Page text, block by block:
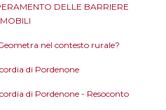
DELLE BARRIERE
nel contesto rurale?
di Pordenone
di Pordenone - Resoconto